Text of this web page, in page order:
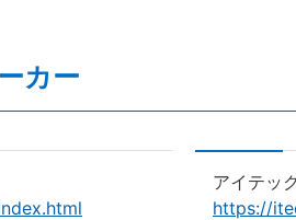
カー
アイテッ
https://